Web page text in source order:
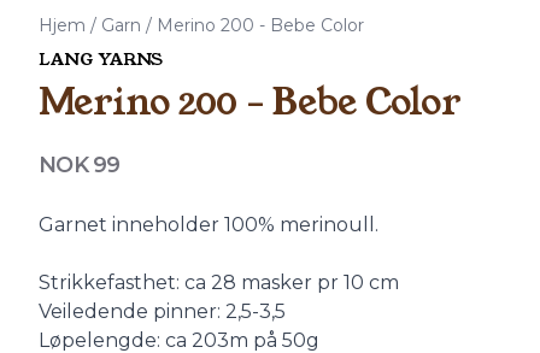
Hjem / Garn / Merino 200 - Bebe Color
LANG YARNS
Merino 200 - Bebe Color
Produktdetaljer
NOK 99
Description
Garnet inneholder 100% merinoull.
Strikkefasthet: ca 28 masker pr 10 cm
Veiledende pinner: 2,5-3,5
Løpelengde: ca 203m på 50g